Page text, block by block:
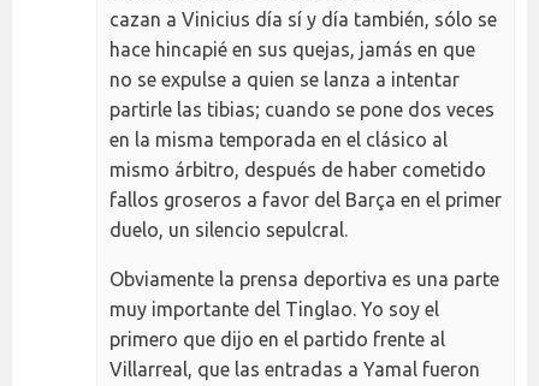
cazan a Vinicius día sí y día también, sólo se
hace hincapié en sus quejas, jamás en que
no se expulse a quien se lanza a intentar
partirle las tibias; cuando se pone dos veces
en la misma temporada en el clásico al
mismo árbitro, después de haber cometido
fallos groseros a favor del Barça en el primer
duelo, un silencio sepulcral.
Obviamente la prensa deportiva es una parte
muy importante del Tinglao. Yo soy el
primero que dijo en el partido frente al
Villarreal, que las entradas a Yamal fueron